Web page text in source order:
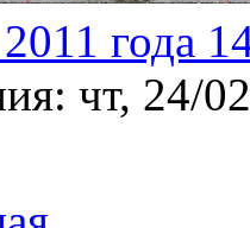
года
чт, 24/